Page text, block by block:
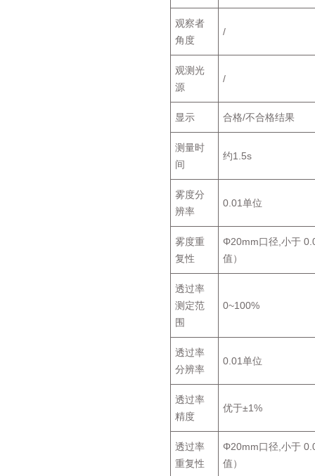
观察者
角度
/
观测光
源
/
显示 合格/不合格结果
测量时
间
约1.5s
雾度分
辨率
0.01单位
雾度重
复性
Φ20mm口径,小于
值）
透过率
测定范
围
0~100%
透过率
分辨率
0.01单位
透过率
精度
优于±1%
透过率
重复性
Φ20mm口径,小于
值）